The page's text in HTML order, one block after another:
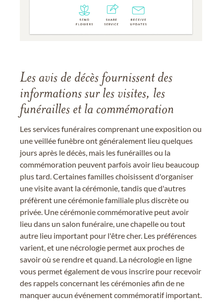
Les avis de décès fournissent des
informations sur les visites, les
funérailles et la commémoration
Les services funéraires comprenant une exposition ou
une veillée funèbre ont généralement lieu quelques
jours après le décès, mais les funérailles ou la
commémoration peuvent parfois avoir lieu beaucoup
plus tard. Certaines familles choisissent d'organiser
une visite avant la cérémonie, tandis que d'autres
préfèrent une cérémonie familiale plus discrète ou
privée. Une cérémonie commémorative peut avoir
lieu dans un salon funéraire, une chapelle ou tout
autre lieu important pour l'être cher. Les préférences
varient, et une nécrologie permet aux proches de
savoir où se rendre et quand. La nécrologie en ligne
vous permet également de vous inscrire pour recevoir
des rappels concernant les cérémonies afin de ne
manquer aucun événement commémoratif important.